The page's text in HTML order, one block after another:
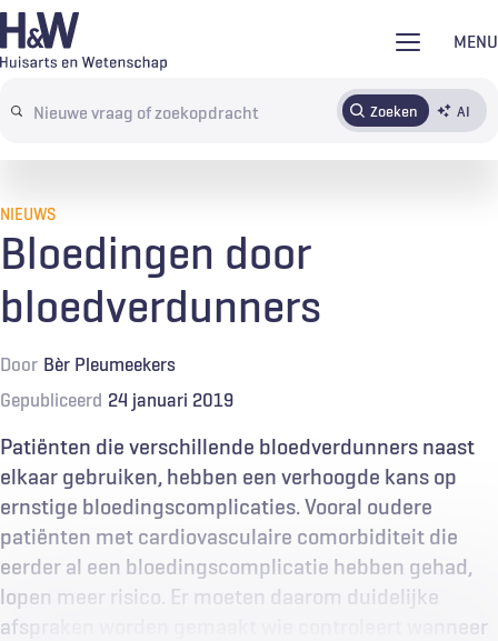
Overslaan
en
de
MENU
Search
terms
Zoeken AI
AbonnerenTijdschrift Inloggen
NIEUWS
Bloedingen door
bloedverdunners
Door Bèr Pleumeekers
Gepubliceerd 24 januari 2019
Patiënten die verschillende bloedverdunners naast
elkaar gebruiken, hebben een verhoogde kans op
ernstige bloedingscomplicaties. Vooral oudere
patiënten met cardiovasculaire comorbiditeit die
eerder al een bloedingscomplicatie hebben gehad,
lopen meer risico. Er moeten daarom duidelijke
afspraken worden gemaakt wie controleert wanneer